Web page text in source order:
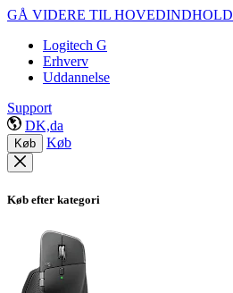
GÅ VIDERE TIL HOVEDINDHOLD
Logitech G
Erhverv
Uddannelse
Support
DK,da
Køb Køb
Køb efter kategori